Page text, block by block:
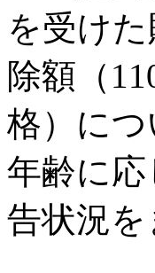
を受け
除額（
格）に
年齢に
告状況